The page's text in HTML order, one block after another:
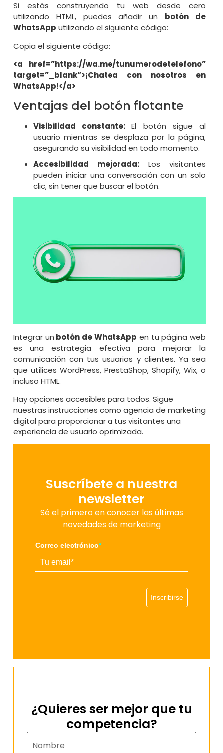
Si estás construyendo tu web desde cero
utilizando HTML, puedes añadir un botón de
WhatsApp utilizando el siguiente código:
Copia el siguiente código:
<a href=”https://wa.me/tunumerodetelefono”
target=”_blank”>¡Chatea con nosotros en
WhatsApp!</a>
Ventajas del botón flotante
Visibilidad constante:El botón sigue al
usuario mientras se desplaza por la página,
asegurando su visibilidad en todo momento.
Accesibilidad mejorada: Los visitantes
pueden iniciar una conversación con un solo
clic, sin tener que buscar el botón.
Integrar un botón de WhatsApp en tu página web
es una estrategia efectiva para mejorar la
comunicación con tus usuarios y clientes. Ya sea
que utilices WordPress, PrestaShop, Shopify, Wix, o
incluso HTML.
Hay opciones accesibles para todos. Sigue
nuestras instrucciones como agencia de marketing
digital para proporcionar a tus visitantes una
experiencia de usuario optimizada.
Suscríbete a nuestra
newsletter
Sé el primero en conocer las últimas
novedades de marketing
Correo electrónico*
Inscribirse
¿Quieres ser mejor que tu
competencia?